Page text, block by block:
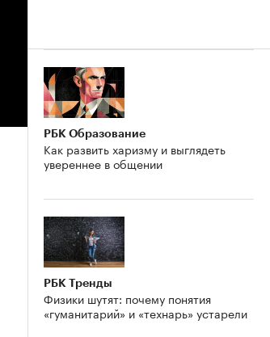
РБК Образование
Как развить харизму и выглядеть
увереннее в общении
РБК Тренды
Физики шутят: почему понятия
«гуманитарий» и «технарь» устарели